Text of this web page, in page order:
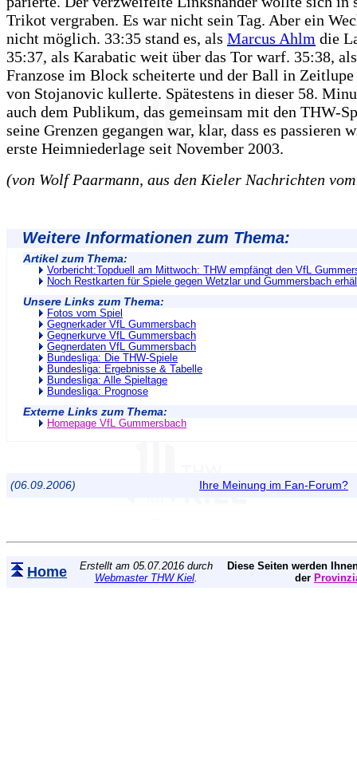
Trikot vergraben. Es war nicht sein Tag. Aber ein
nicht möglich. 33:35 stand es, als Marcus Ahlm die
35:37, als Karabatic weit über das Tor warf. 35:38,
Franzose im Block scheiterte und der Ball in
von Stojanovic kullerte. Spätestens in dieser 58.
auch dem Publikum, das gemeinsam mit den THW-
seine Grenzen gegangen war, klar, dass es passieren
erste Heimniederlage seit November 2003.
(von Wolf Paarmann, aus den Kieler Nachrichten
Weitere Informationen zum Thema:
Artikel zum Thema:
Vorbericht:Topduell am Mittwoch: THW empfängt den VfL
Noch Restkarten für Spiele gegen Wetzlar und Gummersbach
Unsere Links zum Thema:
Fotos vom Spiel
Gegnerkader VfL Gummersbach
Gegnerkurve VfL Gummersbach
Gegnerdaten VfL Gummersbach
Bundesliga: Die THW-Spiele
Bundesliga: Ergebnisse & Tabelle
Bundesliga: Alle Spieltage
Bundesliga: Prognose
Externe Links zum Thema:
Homepage VfL Gummersbach
(06.09.2006) Ihre Meinung im Fan-Forum?
Home
Erstellt am 05.07.2016 durch
Webmaster THW Kiel.
Diese Seiten werden
der